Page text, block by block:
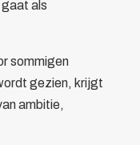
gaat als
sommigen
gezien, krijgt
ambitie,